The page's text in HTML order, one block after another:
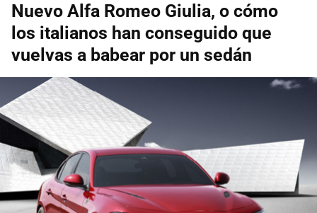
Nuevo Alfa Romeo Giulia, o cómo
los italianos han conseguido que
vuelvas a babear por un sedán